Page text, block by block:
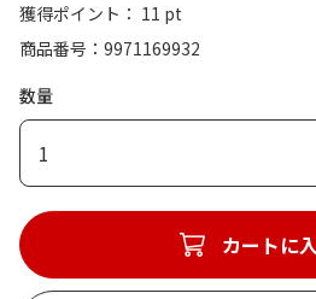
獲得ポイント： 11 pt
商品番号
9971169932
数量
1
カートに